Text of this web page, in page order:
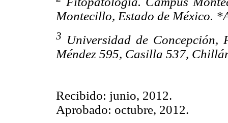
Montecillo, Estado de México.
3 Universidad de Concepción,
Méndez 595, Casilla 537,
Recibido: junio, 2012.
Aprobado: octubre, 2012.